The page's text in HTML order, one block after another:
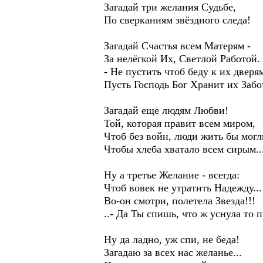
Загадай три желания Судьбе,
По сверканиям звёздного следа!
Загадай Счастья всем Матерям -
За нелёгкой Их, Светлой Работой.
- Не пустить чтоб беду к их
Пусть Господь Бог Хранит их
Загадай еще людям Любви!
Той, которая правит всем миром,
Чтоб без войн, люди жить бы
Чтобы хлеба хватало всем
Ну а третье Желание - всегда:
Чтоб вовек не утратить Надежду...
Во-он смотри, полетела Звезда!!!
..- Да Ты спишь, что ж уснула то
Ну да ладно, уж спи, не беда!
Загадаю за всех нас желанье...